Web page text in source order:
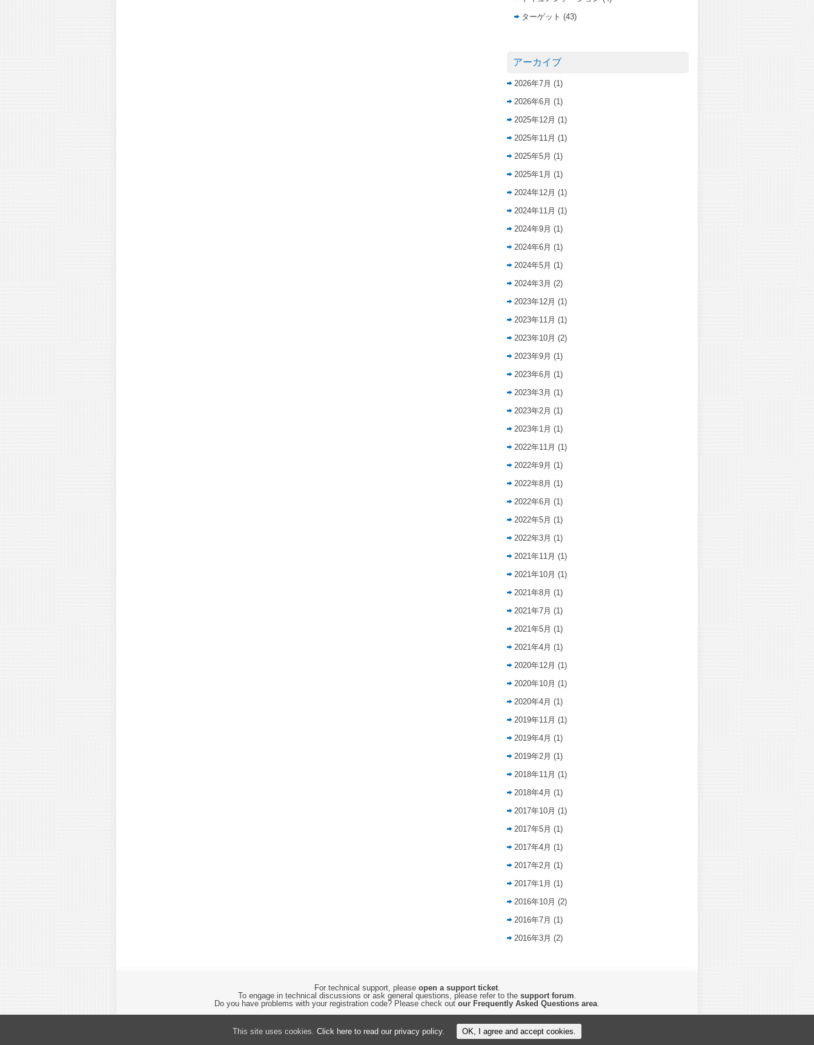
ターゲット (43)
アーカイブ
2026年7月 (1)
2026年6月 (1)
2025年12月 (1)
2025年11月 (1)
2025年5月 (1)
2025年1月 (1)
2024年12月 (1)
2024年11月 (1)
2024年9月 (1)
2024年6月 (1)
2024年5月 (1)
2024年3月 (2)
2023年12月 (1)
2023年11月 (1)
2023年10月 (2)
2023年9月 (1)
2023年6月 (1)
2023年3月 (1)
2023年2月 (1)
2023年1月 (1)
2022年11月 (1)
2022年9月 (1)
2022年8月 (1)
2022年6月 (1)
2022年5月 (1)
2022年3月 (1)
2021年11月 (1)
2021年10月 (1)
2021年8月 (1)
2021年7月 (1)
2021年5月 (1)
2021年4月 (1)
2020年12月 (1)
2020年10月 (1)
2020年4月 (1)
2019年11月 (1)
2019年4月 (1)
2019年2月 (1)
2018年11月 (1)
2018年4月 (1)
2017年10月 (1)
2017年5月 (1)
2017年4月 (1)
2017年2月 (1)
2017年1月 (1)
2016年10月 (2)
2016年7月 (1)
2016年3月 (2)
For technical support, please open a support ticket.
To engage in technical discussions or ask general questions, please refer to the support forum
Do you have problems with your registration code? Please check out our Frequently Asked Questions area
Copyright © 2015-2026 byCyberTHOR Studios, Ltd.
All Rights Reserved.
By using this website, you are accepting its Privacy Policy and Terms of Use.
This site uses cookies. Click here to read our privacy policy. OK, I agree and accept cookies.